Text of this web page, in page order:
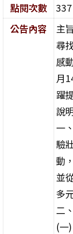
點閱次數
337
公告內容
主
尋
感
月
躍
說
一
驗
動
並
多
二
(一